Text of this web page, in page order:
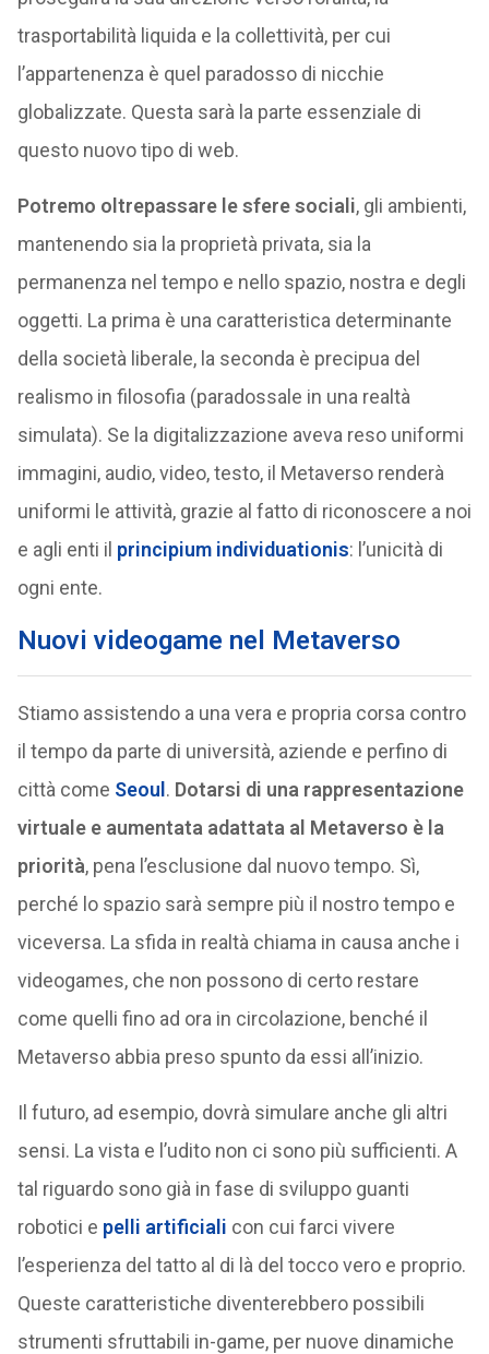
trasportabilità liquida e la collettività, per cui
l’appartenenza è quel paradosso di nicchie
globalizzate. Questa sarà la parte essenziale di
questo nuovo tipo di web.
Potremo oltrepassare le sfere sociali, gli ambienti,
mantenendo sia la proprietà privata, sia la
permanenza nel tempo e nello spazio, nostra e degli
oggetti. La prima è una caratteristica determinante
della società liberale, la seconda è precipua del
realismo in filosofia (paradossale in una realtà
simulata). Se la digitalizzazione aveva reso uniformi
immagini, audio, video, testo, il Metaverso renderà
uniformi le attività, grazie al fatto di riconoscere a noi
e agli enti il principium individuationis: l’unicità di
ogni ente.
Nuovi videogame nel Metaverso
Stiamo assistendo a una vera e propria corsa contro
il tempo da parte di università, aziende e perfino di
città come Seoul . Dotarsi di una rappresentazione
virtuale e aumentata adattata al Metaverso è la
priorità, pena l’esclusione dal nuovo tempo. Sì,
perché lo spazio sarà sempre più il nostro tempo e
viceversa. La sfida in realtà chiama in causa anche i
videogames, che non possono di certo restare
come quelli fino ad ora in circolazione, benché il
Metaverso abbia preso spunto da essi all’inizio.
Il futuro, ad esempio, dovrà simulare anche gli altri
sensi. La vista e l’udito non ci sono più sufficienti. A
tal riguardo sono già in fase di sviluppo guanti
robotici e pelli artificiali con cui farci vivere
l’esperienza del tatto al di là del tocco vero e proprio.
Queste caratteristiche diventerebbero possibili
strumenti sfruttabili in-game, per nuove dinamiche